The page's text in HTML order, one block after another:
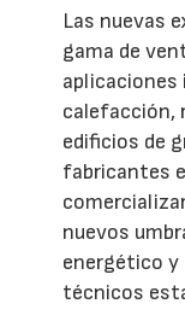
Las nuevas
gama de
aplicaciones
calefacción,
edificios de
fabricantes
nuevos
energético y
técnicos